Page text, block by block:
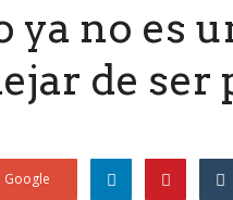
ya no es
de ser
Google